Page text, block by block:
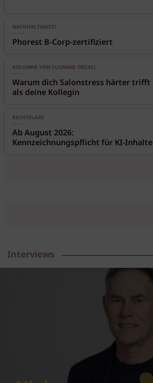
NACHHALTIGKEIT
Phorest B-Corp-zertifiziert
KOLUMNE VON SUSANNE DREXEL
Warum dich Salonstress härter trifft
als deine Kollegin
RECHTSLAGE
Ab August 2026:
Kennzeichnungspflicht für KI-Inhalte
Interviews